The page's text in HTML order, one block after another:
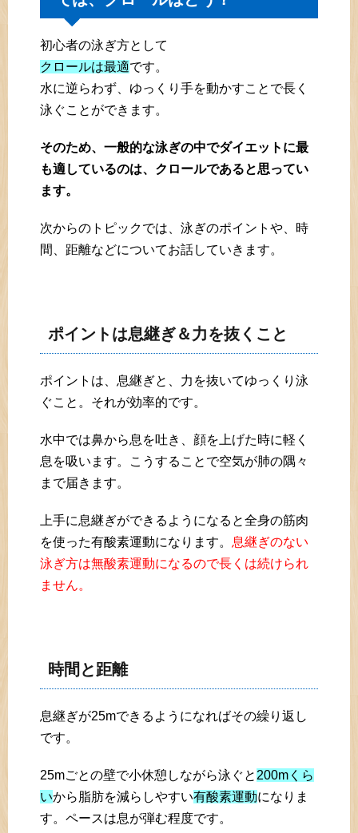
初心者の泳ぎ方として
クロールは最適です。
水に逆らわず、ゆっくり手を動かすことで長く
泳ぐことができます。
そのため、一般的な泳ぎの中でダイエットに最
も適しているのは、クロールであると思ってい
ます。
次からのトピックでは、泳ぎのポイントや、時
間、距離などについてお話していきます。
ポイントは息継ぎ＆力を抜くこと
ポイントは、息継ぎと、力を抜いてゆっくり泳
ぐこと。それが効率的です。
水中では鼻から息を吐き、顔を上げた時に軽く
息を吸います。こうすることで空気が肺の隅々
まで届きます。
上手に息継ぎができるようになると全身の筋肉
を使った有酸素運動になります。 息継ぎのない
泳ぎ方は無酸素運動になるので長くは続けられ
ません。
時間と距離
息継ぎが25mできるようになればその繰り返し
です。
25mごとの壁で小休憩しながら泳ぐと 200mくら
いから脂肪を減らしやすい有酸素運動になりま
す。ペースは息が弾む程度です。